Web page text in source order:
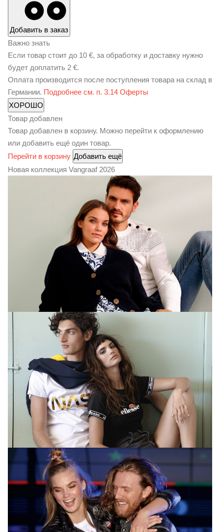
Добавить в заказ
Важно знать
Если товар стоит до 10 €, за обработку и доставку нужно
будет доплатить 2 €.
Оплата производится после поступления товара на склад в
Германии. Подробнее см. п. 3.14 Оферты
ХОРОШО
Товар добавлен
Товар добавлен в корзину. Можно перейти к оформлению
или добавить ещё один товар.
Перейти в корзину Добавить ещё
Новая коллекция Vangraaf 2026